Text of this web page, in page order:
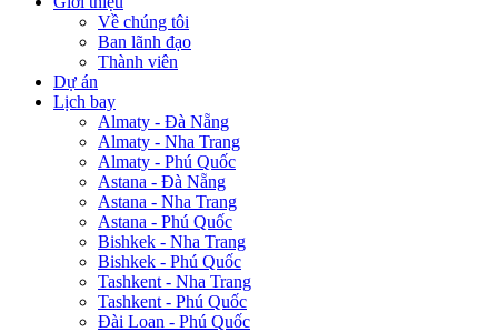
Về chúng tôi
Ban lãnh đạo
Thành viên
Dự án
Lịch bay
Almaty - Đà Nẵng
Almaty - Nha Trang
Almaty - Phú Quốc
Astana - Đà Nẵng
Astana - Nha Trang
Astana - Phú Quốc
Bishkek - Nha Trang
Bishkek - Phú Quốc
Tashkent - Nha Trang
Tashkent - Phú Quốc
Đài Loan - Phú Quốc